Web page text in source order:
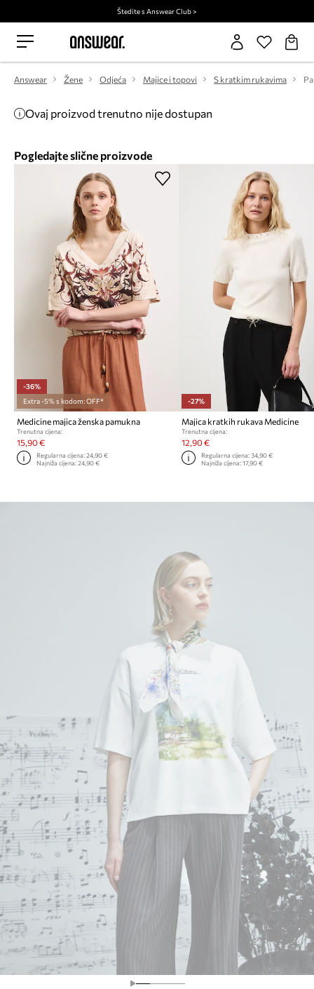
Štedite s Answear Club >
Answear Žene Odjeća Majice i topovi S kratkim rukavima
Ovaj proizvod trenutno nije dostupan
Pogledajte slične proizvode
-36%
Extra -5% s kodom: OFF*
Medicine majica ženska pamukna
Trenutna cijena:
15,90 €
Regularna cijena:24,90 €
Najniža cijena:24,90 €
-27%
Majica kratkih rukava Medicine
Trenutna cijena:
12,90 €
Regularna cijena: 34,90 €
Najniža cijena: 17,90 €